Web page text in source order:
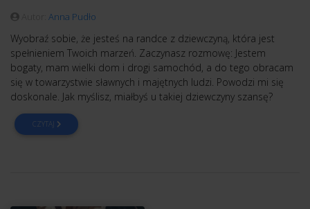
Anna Pudło
Wyobraź sobie, że jesteś na randce z dziewczyną, która jest
spełnieniem Twoich marzeń. Zaczynasz rozmowę: Jestem
bogaty, mam wielki dom i drogi samochód, a do tego obracam
się w towarzystwie sławnych i majętnych ludzi. Powodzi mi się
doskonale. Jak myślisz, miałbyś u takiej dziewczyny szansę?
CZYTAJ